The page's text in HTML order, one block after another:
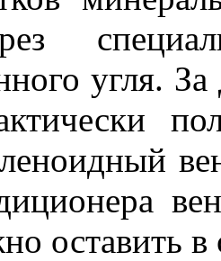
угля.
оставить в